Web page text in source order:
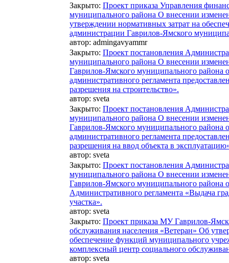
Закрыто: Проект приказа Управления
муниципального района О внесении
утверждении нормативных затрат на
администрации Гаврилов-Ямского
автор: admingavyammr
Закрыто: Проект постановления
муниципального района О внесении
Гаврилов-Ямского муниципального
административного регламента
разрешения на строительство».
автор: sveta
Закрыто: Проект постановления
муниципального района О внесении
Гаврилов-Ямского муниципального
административного регламента
разрешения на ввод объекта в
автор: sveta
Закрыто: Проект постановления
муниципального района О внесении
Гаврилов-Ямского муниципального
Административного регламента «Выдача
участка».
автор: sveta
Закрыто: Проект приказа МУ Гаврилов-
обслуживания населения «Ветеран» Об
обеспечение функций муниципального
комплексный центр социального
автор: sveta